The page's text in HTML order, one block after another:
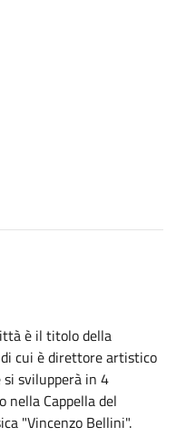
è il titolo della
cui è direttore artistico
svilupperà in 4
Cappella del
"Vincenzo Bellini".